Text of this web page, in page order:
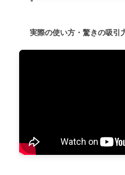
実際の使い方・驚きの吸引